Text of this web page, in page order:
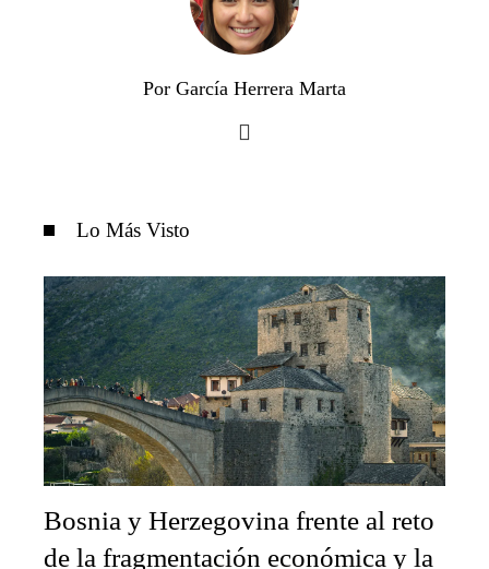
Por García Herrera Marta
Lo Más Visto
Bosnia y Herzegovina frente al reto
de la fragmentación económica y la